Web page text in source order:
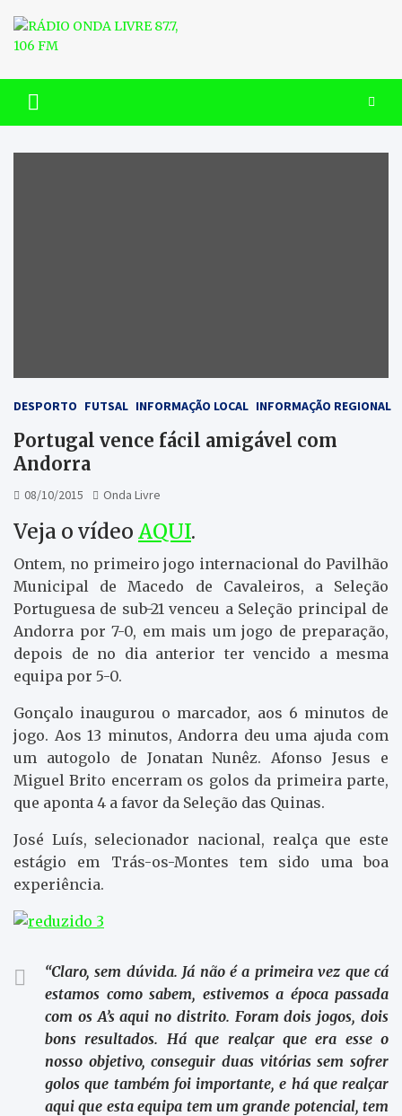
content
RÁDIO ONDA LIVRE 87.7, 106
FM
DESPORTO FUTSAL INFORMAÇÃO LOCAL INFORMAÇÃO REGIONAL
Portugal vence fácil amigável com
Andorra
08/10/2015 Onda Livre
Veja o vídeo AQUI.
Ontem, no primeiro jogo internacional do Pavilhão
Municipal de Macedo de Cavaleiros, a Seleção
Portuguesa de sub-21 venceu a Seleção principal de
Andorra por 7-0, em mais um jogo de preparação,
depois de no dia anterior ter vencido a mesma
equipa por 5-0.
Gonçalo inaugurou o marcador, aos 6 minutos de
jogo. Aos 13 minutos, Andorra deu uma ajuda com
um autogolo de Jonatan Nunêz. Afonso Jesus e
Miguel Brito encerram os golos da primeira parte,
que aponta 4 a favor da Seleção das Quinas.
José Luís, selecionador nacional, realça que este
estágio em Trás-os-Montes tem sido uma boa
experiência.
“Claro, sem dúvida. Já não é a primeira vez que cá
estamos como sabem, estivemos a época passada
com os A’s aqui no distrito. Foram dois jogos, dois
bons resultados. Há que realçar que era esse o
nosso objetivo, conseguir duas vitórias sem sofrer
golos que também foi importante, e há que realçar
aqui que esta equipa tem um grande potencial, tem